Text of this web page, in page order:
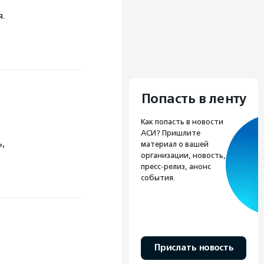
Попасть в ленту
Как попасть в новости
АСИ? Пришлите
материал о вашей
организации, новость,
пресс-релиз, анонс
события.
Прислать новость